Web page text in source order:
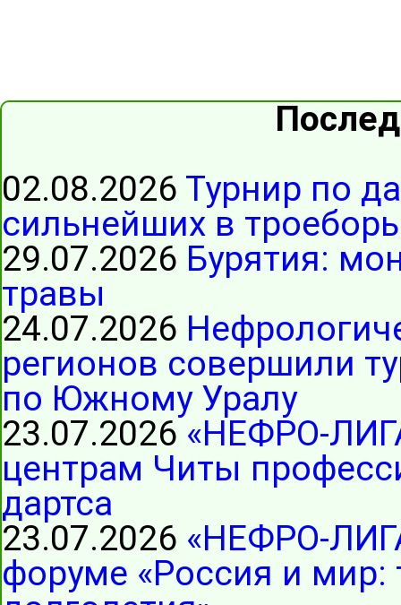
02.08.2026 Турнир по
сильнейших в
29.07.2026 Бурятия:
травы
24.07.2026
регионов совершили
по Южному Уралу
23.07.2026 «НЕФРО-
центрам Читы
дартса
23.07.2026 «НЕФРО-
форуме «Россия и мир: